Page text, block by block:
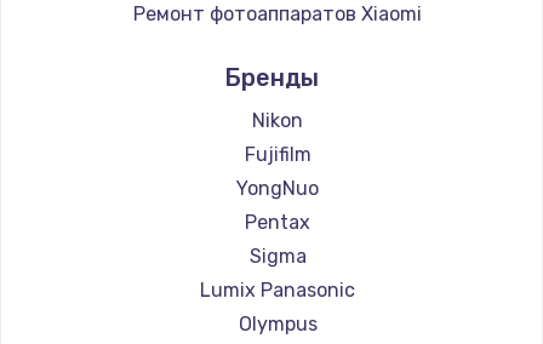
Ремонт фотоаппаратов Xiaomi
Ремонт фотоаппаратов Kodak
Ремонт фотоаппаратов Blackmagic
Бренды
Nikon
Fujifilm
YongNuo
Pentax
Sigma
Lumix Panasonic
Olympus